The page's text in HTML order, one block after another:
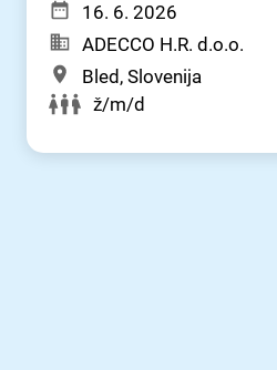
16. 6. 2026
ADECCO H.R. d.o.o.
Bled, Slovenija
ž/m/d